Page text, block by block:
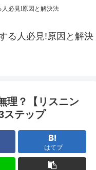
必見!原因と解決法
る人必見!原因と解決
理？【リスニン
ステップ
はてブ